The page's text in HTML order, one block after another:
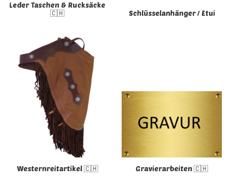
Leder Taschen & Rucksäcke
🇨🇭
Schlüsselanhänger / Etui
Westernreitartikel 🇨🇭 Gravierarbeiten 🇨🇭